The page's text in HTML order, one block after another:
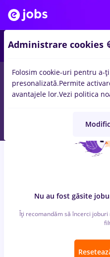
locuri de muncacu salarii
pentruStudent, Fara
Nu au fost găsite
Îți recomandăm să încerci
Administrare cookies
Folosim cookie-uri pentru a-
presonalizată.Permite
avantajele lor.Vezi politica